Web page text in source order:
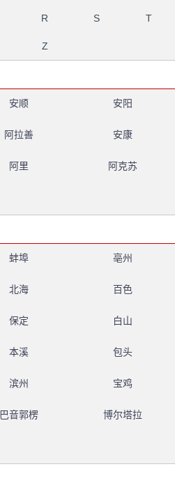
R S T
Z
安顺 安阳
阿拉善 安康
阿里 阿克苏
蚌埠 亳州
北海 百色
保定 白山
本溪 包头
滨州 宝鸡
巴音郭楞 博尔塔拉